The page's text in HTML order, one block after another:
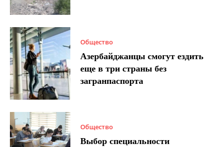
Общество
Азербайджанцы смогут ездить
еще в три страны без
загранпаспорта
Общество
Выбор специальности